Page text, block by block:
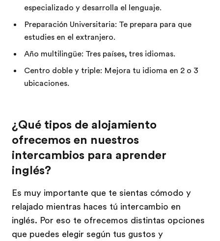
especializado y desarrolla el lenguaje.
Preparación Universitaria: Te prepara para que
estudies en el extranjero.
Año multilingüe: Tres países, tres idiomas.
Centro doble y triple: Mejora tu idioma en 2 o 3
ubicaciones.
¿Qué tipos de alojamiento
ofrecemos en nuestros
intercambios para aprender
inglés?
Es muy importante que te sientas cómodo y
relajado mientras haces tú intercambio en
inglés. Por eso te ofrecemos distintas opciones
que puedes elegir según tus gustos y